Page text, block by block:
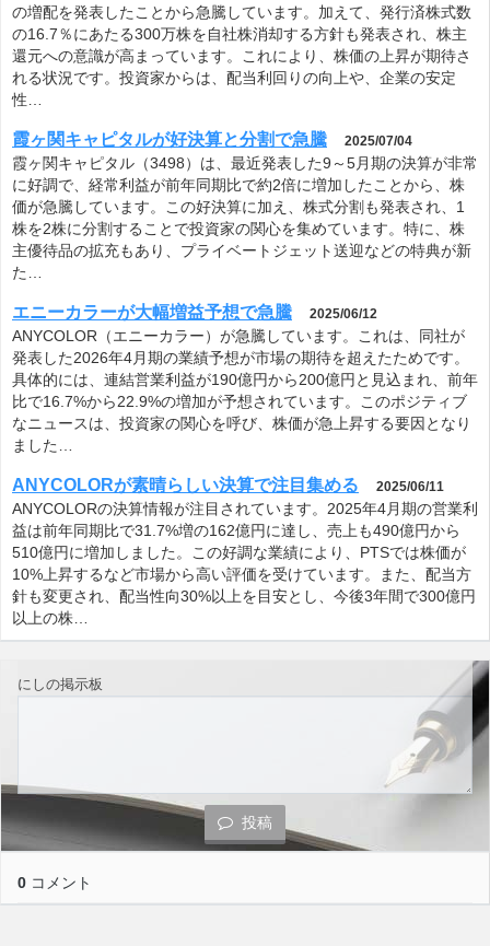
の増配を発表したことから急騰しています。加えて、発行済株式数
の16.7％にあたる300万株を自社株消却する方針も発表され、株主
還元への意識が高まっています。これにより、株価の上昇が期待さ
れる状況です。投資家からは、配当利回りの向上や、企業の安定
性…
霞ヶ関キャピタルが好決算と分割で急騰 2025/07/04
霞ヶ関キャピタル（3498）は、最近発表した9～5月期の決算が非常
に好調で、経常利益が前年同期比で約2倍に増加したことから、株
価が急騰しています。この好決算に加え、株式分割も発表され、1
株を2株に分割することで投資家の関心を集めています。特に、株
主優待品の拡充もあり、プライベートジェット送迎などの特典が新
た…
エニーカラーが大幅増益予想で急騰 2025/06/12
ANYCOLOR（エニーカラー）が急騰しています。これは、同社が
発表した2026年4月期の業績予想が市場の期待を超えたためです。
具体的には、連結営業利益が190億円から200億円と見込まれ、前年
比で16.7%から22.9%の増加が予想されています。このポジティブ
なニュースは、投資家の関心を呼び、株価が急上昇する要因となり
ました…
ANYCOLORが素晴らしい決算で注目集める 2025/06/11
ANYCOLORの決算情報が注目されています。2025年4月期の営業利
益は前年同期比で31.7%増の162億円に達し、売上も490億円から
510億円に増加しました。この好調な業績により、PTSでは株価が
10%上昇するなど市場から高い評価を受けています。また、配当方
針も変更され、配当性向30%以上を目安とし、今後3年間で300億円
以上の株…
にしの掲示板
投稿
0 コメント